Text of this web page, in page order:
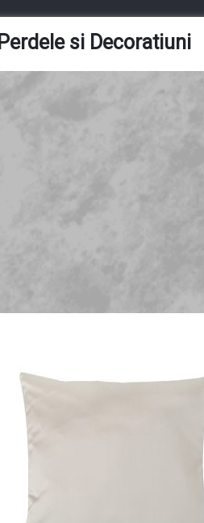
Perdele si Decoratiuni